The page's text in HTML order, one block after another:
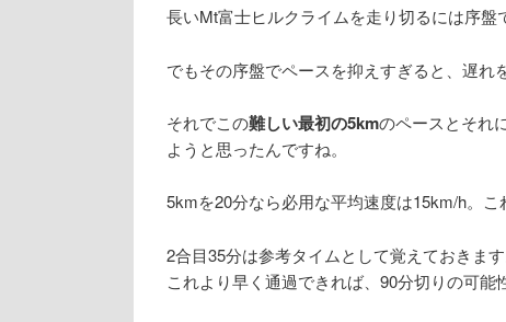
長いMt富士ヒルクライムを走り切るには序盤
でもその序盤でペースを抑えすぎると、遅れ
それでこの難しい最初の5kmのペースとそれ
ようと思ったんですね。
5kmを20分なら必用な平均速度は15km/h。こ
2合目35分は参考タイムとして覚えておきま
これより早く通過できれば、90分切りの可能